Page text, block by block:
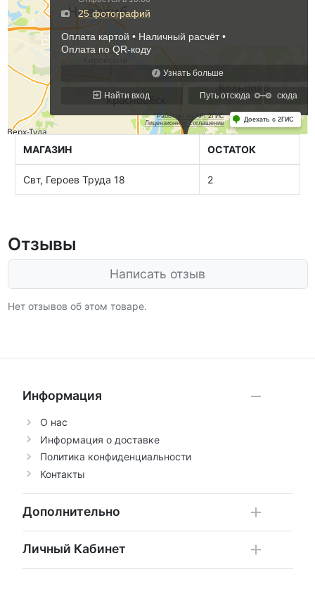
МАГАЗИН ОСТАТОК
Свт, Героев Труда 18 2
Отзывы
Написать отзыв
Нет отзывов об этом товаре.
Информация
О нас
Информация о доставке
Политика конфиденциальности
Контакты
Дополнительно
Личный Кабинет